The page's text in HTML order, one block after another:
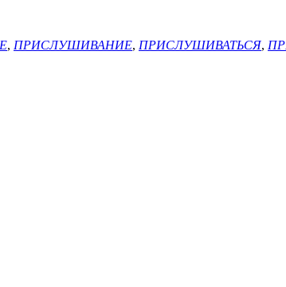
, ПРИСЛУШИВАНИЕ, ПРИСЛУШИВАТЬСЯ,